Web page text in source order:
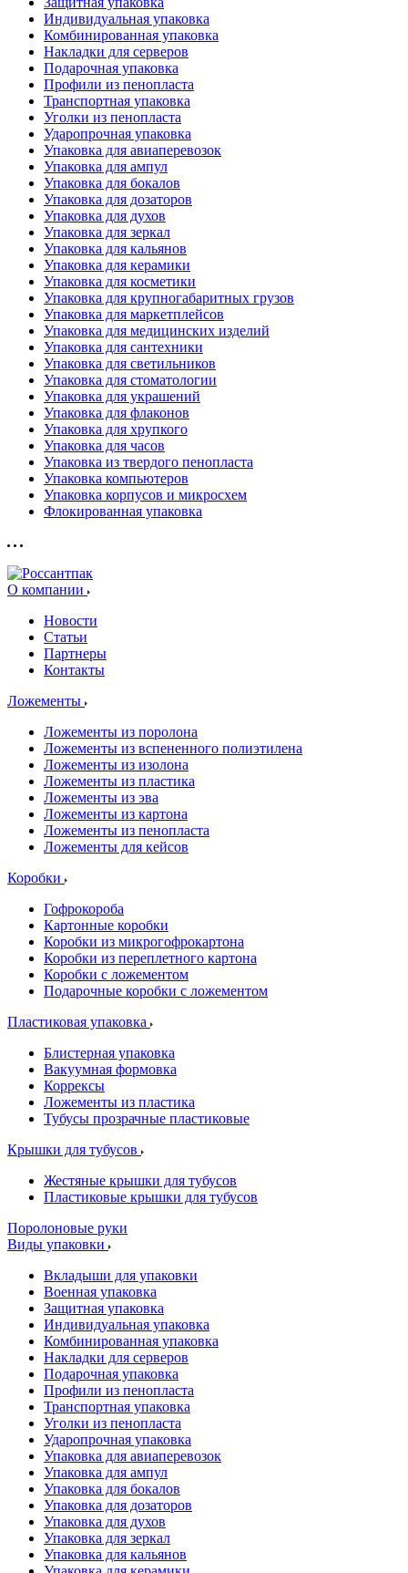
Индивидуальная упаковка
Комбинированная упаковка
Накладки для серверов
Подарочная упаковка
Профили из пенопласта
Транспортная упаковка
Уголки из пенопласта
Ударопрочная упаковка
Упаковка для авиаперевозок
Упаковка для ампул
Упаковка для бокалов
Упаковка для дозаторов
Упаковка для духов
Упаковка для зеркал
Упаковка для кальянов
Упаковка для керамики
Упаковка для косметики
Упаковка для крупногабаритных грузов
Упаковка для маркетплейсов
Упаковка для медицинских изделий
Упаковка для сантехники
Упаковка для светильников
Упаковка для стоматологии
Упаковка для украшений
Упаковка для флаконов
Упаковка для хрупкого
Упаковка для часов
Упаковка из твердого пенопласта
Упаковка компьютеров
Упаковка корпусов и микросхем
Флокированная упаковка
О компании
Новости
Статьи
Партнеры
Контакты
Ложементы
Ложементы из поролона
Ложементы из вспененного полиэтилена
Ложементы из изолона
Ложементы из пластика
Ложементы из эва
Ложементы из картона
Ложементы из пенопласта
Ложементы для кейсов
Коробки
Гофрокороба
Картонные коробки
Коробки из микрогофрокартона
Коробки из переплетного картона
Коробки с ложементом
Подарочные коробки с ложементом
Пластиковая упаковка
Блистерная упаковка
Вакуумная формовка
Коррексы
Ложементы из пластика
Тубусы прозрачные пластиковые
Крышки для тубусов
Жестяные крышки для тубусов
Пластиковые крышки для тубусов
Поролоновые руки
Виды упаковки
Вкладыши для упаковки
Военная упаковка
Защитная упаковка
Индивидуальная упаковка
Комбинированная упаковка
Накладки для серверов
Подарочная упаковка
Профили из пенопласта
Транспортная упаковка
Уголки из пенопласта
Ударопрочная упаковка
Упаковка для авиаперевозок
Упаковка для ампул
Упаковка для бокалов
Упаковка для дозаторов
Упаковка для духов
Упаковка для зеркал
Упаковка для кальянов